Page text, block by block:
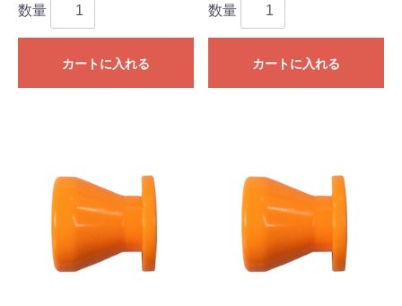
数量
カートに入れる
数量
カートに入れる